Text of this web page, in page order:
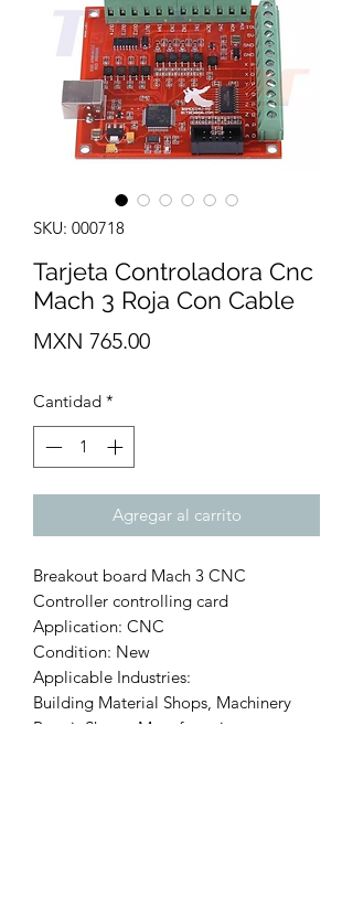
SKU: 000718
Tarjeta Controladora Cnc
Mach 3 Roja Con Cable
MXN 765.00Precio
Cantidad *
Agregar al carrito
Breakout board Mach 3 CNC
Controller controlling card
Application: CNC
Condition: New
Applicable Industries:
Building Material Shops, Machinery
Repair Shops, Manufacturing.